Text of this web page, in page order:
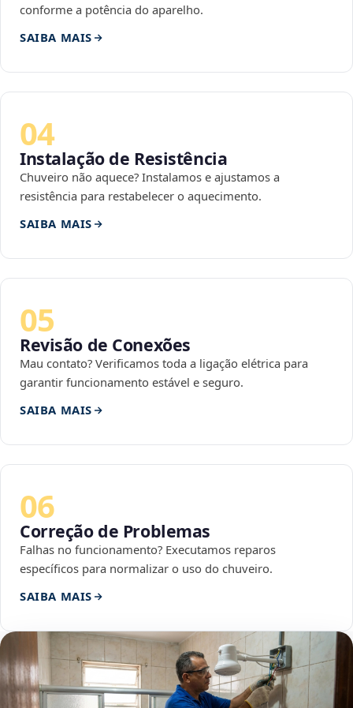
conforme a potência do aparelho.
SAIBA MAIS
04
Instalação de Resistência
Chuveiro não aquece? Instalamos e ajustamos a
resistência para restabelecer o aquecimento.
SAIBA MAIS
05
Revisão de Conexões
Mau contato? Verificamos toda a ligação elétrica para
garantir funcionamento estável e seguro.
SAIBA MAIS
06
Correção de Problemas
Falhas no funcionamento? Executamos reparos
específicos para normalizar o uso do chuveiro.
SAIBA MAIS